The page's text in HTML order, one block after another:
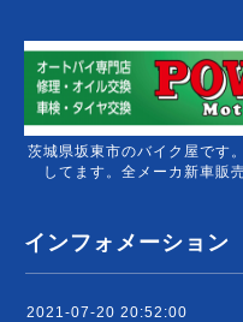
茨城県坂東市のバイク屋です
してます。全メーカ新車販
インフォメーション
2021-07-20 20:52:00